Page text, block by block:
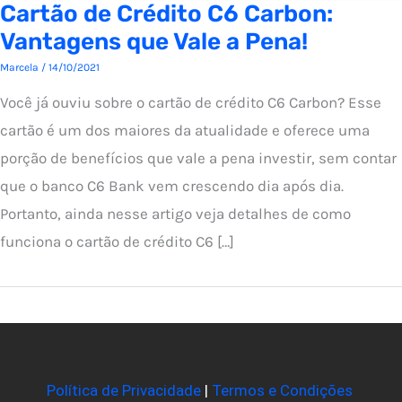
Cartão de Crédito C6 Carbon:
Vantagens que Vale a Pena!
Marcela / 14/10/2021
Você já ouviu sobre o cartão de crédito C6 Carbon? Esse
cartão é um dos maiores da atualidade e oferece uma
porção de benefícios que vale a pena investir, sem contar
que o banco C6 Bank vem crescendo dia após dia.
Portanto, ainda nesse artigo veja detalhes de como
funciona o cartão de crédito C6 […]
Política de Privacidade| Termos e Condições